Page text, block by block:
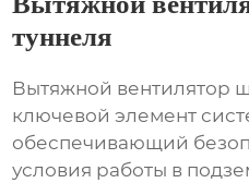
туннеля
Вытяжной вентилятор
ключевой элемент
обеспечивающий
условия работы в